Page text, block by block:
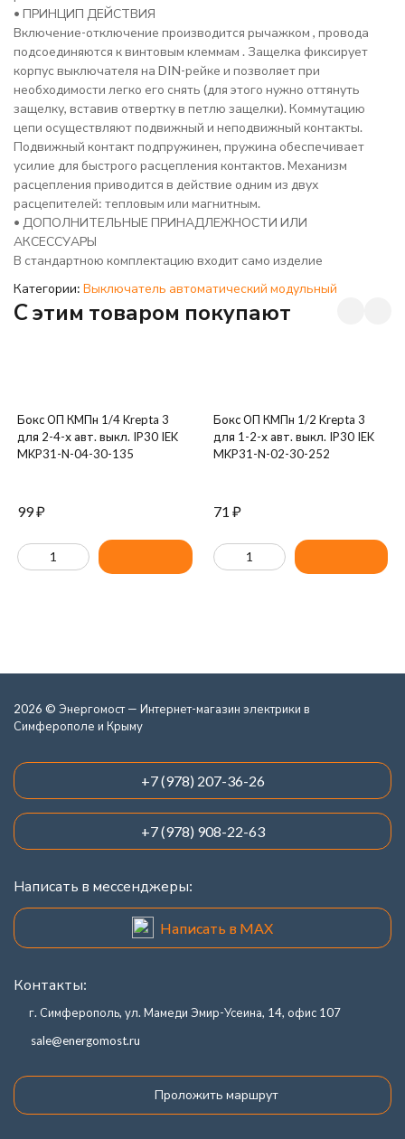
• ПРИНЦИП ДЕЙСТВИЯ
Включение-отключение производится рычажком , провода
подсоединяются к винтовым клеммам . Защелка фиксирует
корпус выключателя на DIN-рейке и позволяет при
необходимости легко его снять (для этого нужно оттянуть
защелку, вставив отвертку в петлю защелки). Коммутацию
цепи осуществляют подвижный и неподвижный контакты.
Подвижный контакт подпружинен, пружина обеспечивает
усилие для быстрого расцепления контактов. Механизм
расцепления приводится в действие одним из двух
расцепителей: тепловым или магнитным.
• ДОПОЛНИТЕЛЬНЫЕ ПРИНАДЛЕЖНОСТИ ИЛИ
АКСЕССУАРЫ
В стандартною комплектацию входит само изделие
Категории: Выключатель автоматический модульный
C этим товаром покупают
Бокс ОП КМПн 1/4 Krepta 3
для 2-4-х авт. выкл. IP30 IEK
MKP31-N-04-30-135
99₽
Бокс ОП КМПн 1/2 Krepta 3
для 1-2-х авт. выкл. IP30 IEK
MKP31-N-02-30-252
71 ₽
2026 © Энергомост — Интернет-магазин электрики в
Симферополе и Крыму
+7 (978) 207-36-26
+7 (978) 908-22-63
Написать в мессенджеры:
Написать в MAX
Контакты:
г. Симферополь, ул. Мамеди Эмир-Усеина, 14, офис 107
sale@energomost.ru
Проложить маршрут